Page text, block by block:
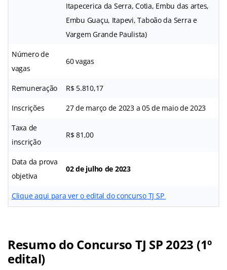
Itapecerica da Serra, Cotia, Embu das artes,
Embu Guaçu, Itapevi, Taboão da Serra e
Vargem Grande Paulista)
Número de
vagas
60 vagas
Remuneração R$ 5.810,17
Inscrições 27 de março de 2023 a 05 de maio de 2023
Taxa de
inscrição
R$ 81,00
Data da prova
objetiva
02 de julho de 2023
Clique aqui para ver o edital do concurso TJ SP
Resumo do Concurso TJ SP 2023 (1º
edital)